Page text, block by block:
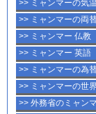
>> ミャンマーの気温
>> ミャンマーの両
>> ミャンマー 仏教
>> ミャンマー 英語
>> ミャンマーの為
>> ミャンマーの世
>> 外務省のミャン